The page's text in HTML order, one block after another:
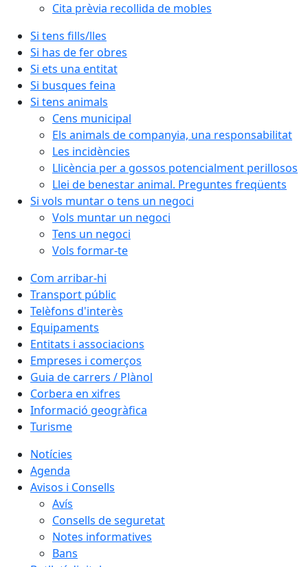
Cita prèvia recollida de mobles
Si tens fills/lles
Si has de fer obres
Si ets una entitat
Si busques feina
Si tens animals
Cens municipal
Els animals de companyia, una responsabilitat
Les incidències
Llicència per a gossos potencialment perillosos
Llei de benestar animal. Preguntes freqüents
Si vols muntar o tens un negoci
Vols muntar un negoci
Tens un negoci
Vols formar-te
Com arribar-hi
Transport públic
Telèfons d'interès
Equipaments
Entitats i associacions
Empreses i comerços
Guia de carrers / Plànol
Corbera en xifres
Informació geogràfica
Turisme
Notícies
Agenda
Avisos i Consells
Avís
Consells de seguretat
Notes informatives
Bans